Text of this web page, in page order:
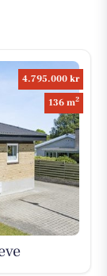
4.795.000 kr
136 m2